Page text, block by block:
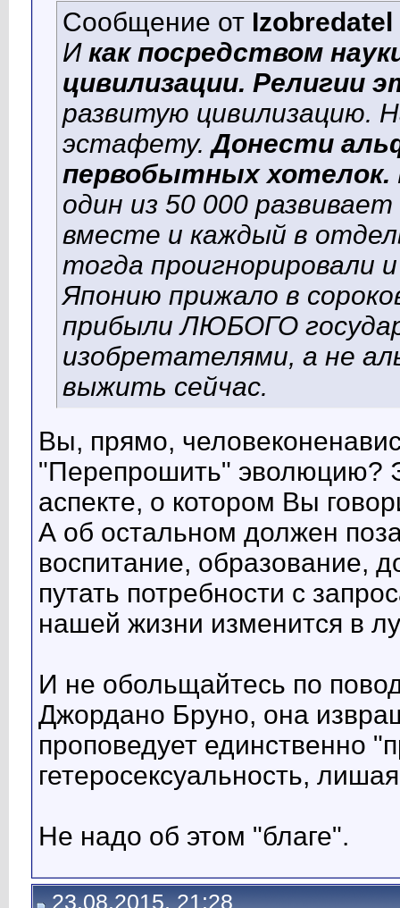
Сообщение от Izobredatel
И как посредством
цивилизации. Религии
развитую цивилизацию.
эстафету.Донести
первобытных хотелок.
один из 50 000
вместе и каждый в
тогда проигнорировали
Японию прижало в
прибыли ЛЮБОГО
изобретателями, а не
выжить сейчас.
Вы, прямо,
"Перепрошить" эволюцию?
аспекте, о котором Вы
А об остальном должен
воспитание, образование,
путать потребности с
нашей жизни изменится в
И не обольщайтесь по
Джордано Бруно, она
проповедует единственно
гетеросексуальность,
Не надо об этом "благе".
23.08.2015, 21:28